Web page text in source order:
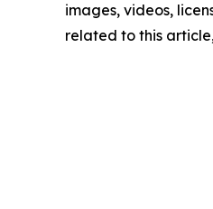
images, videos,
related to this